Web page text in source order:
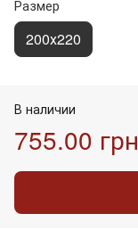
Размер
200х220
В наличии
755.00 грн